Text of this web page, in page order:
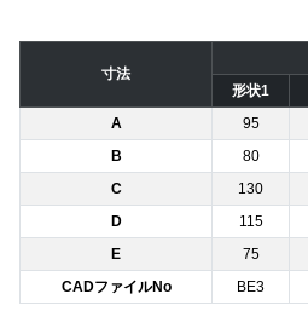
寸法
形状1
A
95
B
80
C
130
D
115
E
75
CADファイルNo
BE3